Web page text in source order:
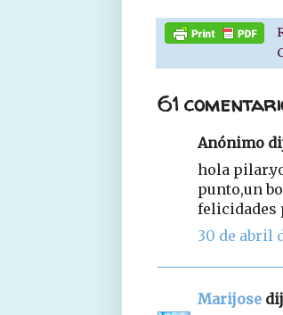
61
Anónimo
hola
punto,un
felicidades
30 de abril
Marijose